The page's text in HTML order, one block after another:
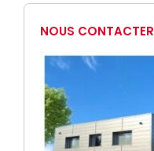
NOUS CONTACTER